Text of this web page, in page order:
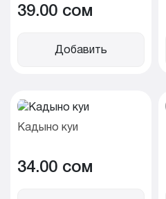
39.00 cом
Добавить
Кадыно куи
34.00 cом